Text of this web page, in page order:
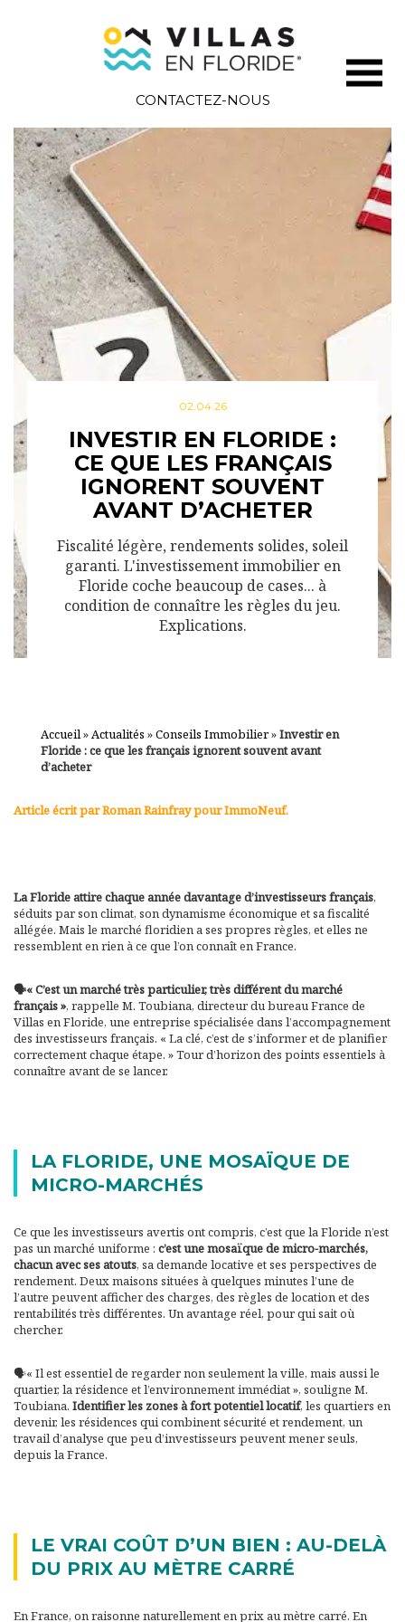
CONTACTEZ-NOUS
02.04.26
INVESTIR EN FLORIDE :
CE QUE LES FRANÇAIS
IGNORENT SOUVENT
AVANT D’ACHETER
Fiscalité légère, rendements solides, soleil
garanti. L'investissement immobilier en
Floride coche beaucoup de cases... à
condition de connaître les règles du jeu.
Explications.
Accueil»Actualités »Conseils Immobilier»Investir en
Floride : ce que les français ignorent souvent avant
d’acheter
Article écrit par Roman Rainfray pour ImmoNeuf.
La Floride attire chaque année davantage d’investisseurs français,
séduits par son climat, son dynamisme économique et sa fiscalité
allégée. Mais le marché floridien a ses propres règles, et elles ne
ressemblent en rien à ce que l’on connaît en France.
🗣️« C’est un marché très particulier, très différent du marché
français », rappelle M. Toubiana, directeur du bureau France de
Villas en Floride, une entreprise spécialisée dans l’accompagnement
des investisseurs français. « La clé, c’est de s’informer et de planifier
correctement chaque étape. » Tour d’horizon des points essentiels à
connaître avant de se lancer.
LA FLORIDE, UNE MOSAÏQUE DE
MICRO-MARCHÉS
Ce que les investisseurs avertis ont compris, c’est que la Floride n’est
pas un marché uniforme : c’est une mosaïque de micro-marchés,
chacun avec ses atouts, sa demande locative et ses perspectives de
rendement. Deux maisons situées à quelques minutes l’une de
l’autre peuvent afficher des charges, des règles de location et des
rentabilités très différentes. Un avantage réel, pour qui sait où
chercher.
🗣️« Il est essentiel de regarder non seulement la ville, mais aussi le
quartier, la résidence et l’environnement immédiat », souligne M.
Toubiana. Identifier les zones à fort potentiel locatif, les quartiers en
devenir, les résidences qui combinent sécurité et rendement, un
travail d’analyse que peu d’investisseurs peuvent mener seuls,
depuis la France.
LE VRAI COÛT D’UN BIEN : AU-DELÀ
DU PRIX AU MÈTRE CARRÉ
En France, on raisonne naturellement en prix au mètre carré. En